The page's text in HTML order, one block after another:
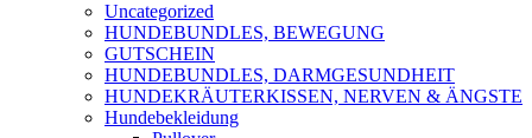
Uncategorized
HUNDEBUNDLES, BEWEGUNG
GUTSCHEIN
HUNDEBUNDLES, DARMGESUNDHEIT
HUNDEKRÄUTERKISSEN, NERVEN & ÄNGSTE
Hundebekleidung